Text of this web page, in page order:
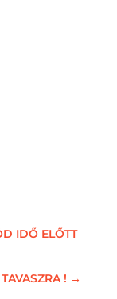
IDŐ ELŐTT
! →